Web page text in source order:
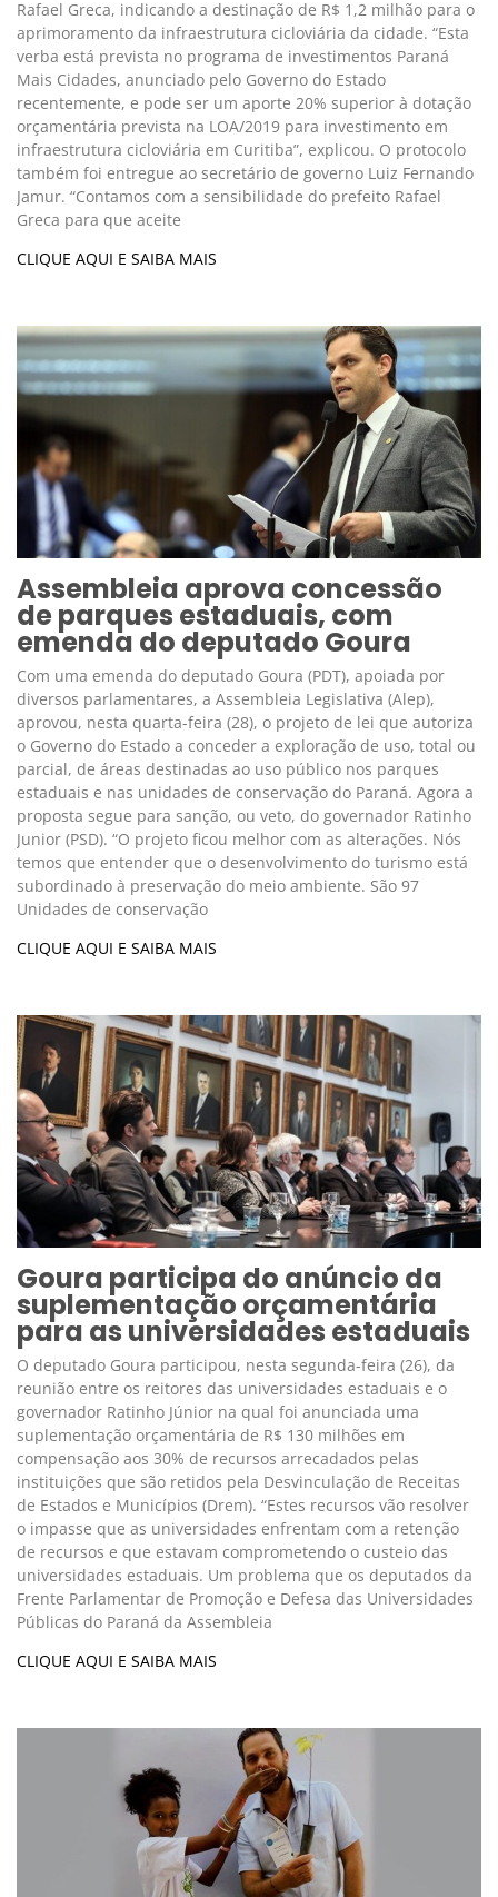
Rafael Greca, indicando a destinação de R$ 1,2 milhão para o
aprimoramento da infraestrutura cicloviária da cidade. “Esta
verba está prevista no programa de investimentos Paraná
Mais Cidades, anunciado pelo Governo do Estado
recentemente, e pode ser um aporte 20% superior à dotação
orçamentária prevista na LOA/2019 para investimento em
infraestrutura cicloviária em Curitiba”, explicou. O protocolo
também foi entregue ao secretário de governo Luiz Fernando
Jamur. “Contamos com a sensibilidade do prefeito Rafael
Greca para que aceite
CLIQUE AQUI E SAIBA MAIS
Assembleia aprova concessão
de parques estaduais, com
emenda do deputado Goura
Com uma emenda do deputado Goura (PDT), apoiada por
diversos parlamentares, a Assembleia Legislativa (Alep),
aprovou, nesta quarta-feira (28), o projeto de lei que autoriza
o Governo do Estado a conceder a exploração de uso, total ou
parcial, de áreas destinadas ao uso público nos parques
estaduais e nas unidades de conservação do Paraná. Agora a
proposta segue para sanção, ou veto, do governador Ratinho
Junior (PSD). “O projeto ficou melhor com as alterações. Nós
temos que entender que o desenvolvimento do turismo está
subordinado à preservação do meio ambiente. São 97
Unidades de conservação
CLIQUE AQUI E SAIBA MAIS
Goura participa do anúncio da
suplementação orçamentária
para as universidades estaduais
O deputado Goura participou, nesta segunda-feira (26), da
reunião entre os reitores das universidades estaduais e o
governador Ratinho Júnior na qual foi anunciada uma
suplementação orçamentária de R$ 130 milhões em
compensação aos 30% de recursos arrecadados pelas
instituições que são retidos pela Desvinculação de Receitas
de Estados e Municípios (Drem). “Estes recursos vão resolver
o impasse que as universidades enfrentam com a retenção
de recursos e que estavam comprometendo o custeio das
universidades estaduais. Um problema que os deputados da
Frente Parlamentar de Promoção e Defesa das Universidades
Públicas do Paraná da Assembleia
CLIQUE AQUI E SAIBA MAIS